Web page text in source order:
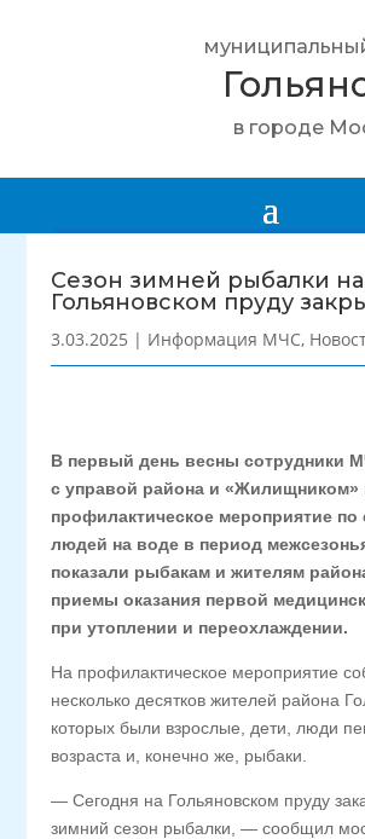
в городе
Сезон зимней рыбалки на
Гольяновском пруду
3.03.2025 | Информация МЧС,
В первый день весны сотрудники
с управой района и «Жилищником»
профилактическое мероприятие по
людей на воде в период
показали рыбакам и жителям
приемы оказания первой
при утоплении и переохлаждении.
На профилактическое мероприятие
несколько десятков жителей района
которых были взрослые, дети, люди
возраста и, конечно же, рыбаки.
— Сегодня на Гольяновском пруду
зимний сезон рыбалки, — сообщил